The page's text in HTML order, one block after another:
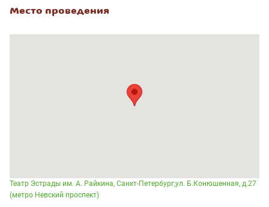
Место проведения
Театр Эстрады им. А. Райкина, Санкт-Петербург,ул. Б.Конюшенная, д.27
(метро Невский проспект)